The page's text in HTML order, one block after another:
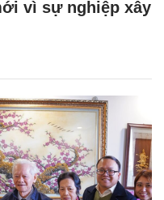
vì sự nghiệp xây